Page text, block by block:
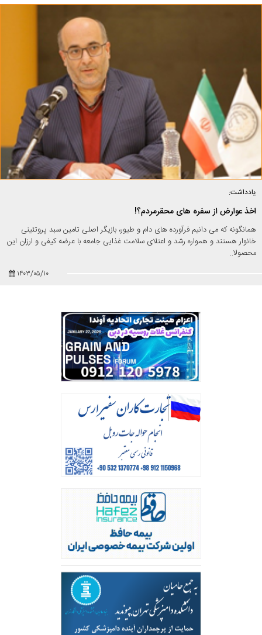
یادداشت:
اخذ عوارض از سفره های محقرمردم؟!
همانگونه که می دانیم فرآورده های دام و طیور، بازیگر اصلی تامین سبد پروتئینی
خانوار هستند و همواره رشد و اعتلای سلامت غذایی جامعه با عرضه کیفی و ارزان این
محصولا..
۱۴۰۳/۰۵/۱۰